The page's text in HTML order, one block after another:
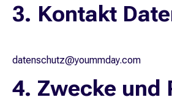
3. Kontakt
datenschutz@yoummday.com
4. Zwecke und